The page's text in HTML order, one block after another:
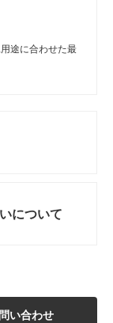
途に合わせた最
について
い合わせ